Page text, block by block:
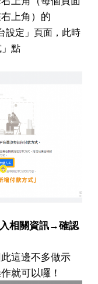
上角）的
設定」頁面，此時
點
相關資訊→確認
這邊不多做示
就可以囉！